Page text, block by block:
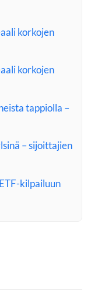
korkojen
korkojen
tappiolla –
– sijoittajien
kilpailuun